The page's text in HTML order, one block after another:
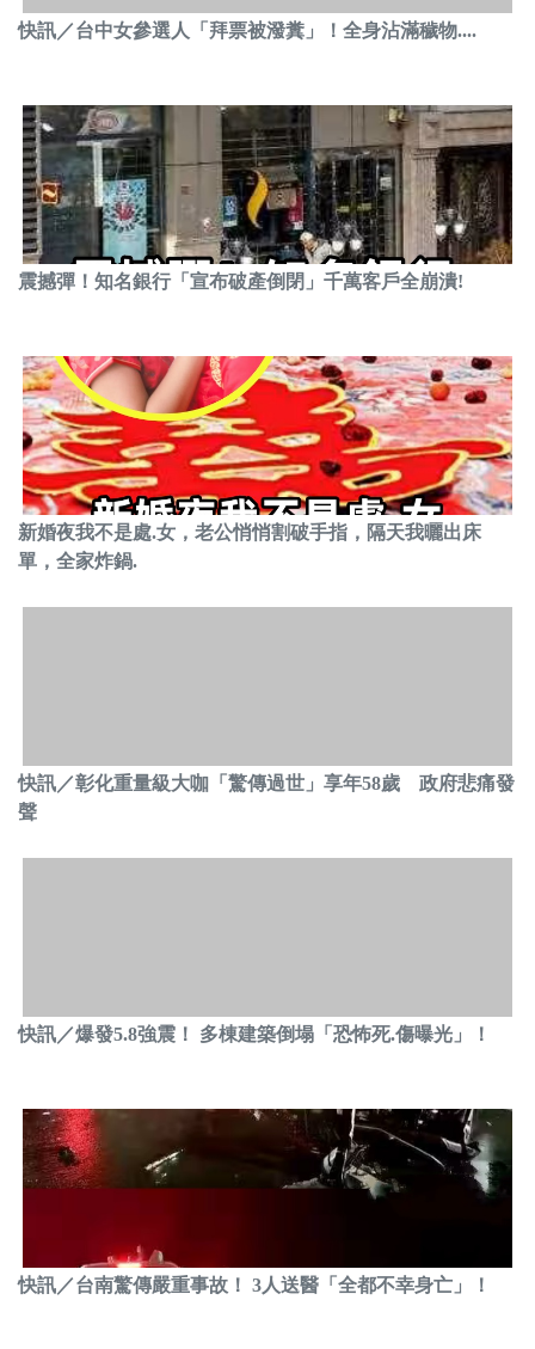
快訊／台中女參選人「拜票被潑糞」！全身沾滿穢物....
震撼彈！知名銀行「宣布破產倒閉」千萬客戶全崩潰!
新婚夜我不是處.女，老公悄悄割破手指，隔天我曬出床
單，全家炸鍋.
快訊／彰化重量級大咖「驚傳過世」享年58歲 政府悲痛發
聲
快訊／爆發5.8強震！ 多棟建築倒塌「恐怖死.傷曝光」！
快訊／台南驚傳嚴重事故！ 3人送醫「全都不幸身亡」！